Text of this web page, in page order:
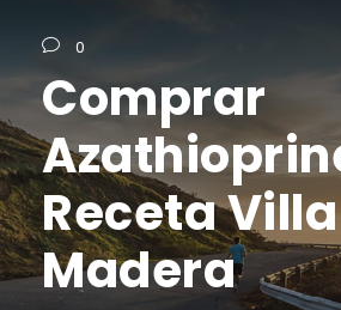
0
Comprar
Receta Villa
Madera